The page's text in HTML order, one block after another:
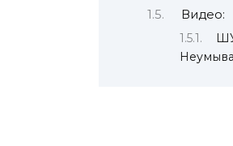
Видео: